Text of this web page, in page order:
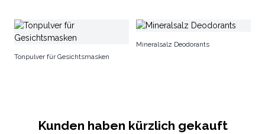
Tonpulver für Gesichtsmasken
Mineralsalz Deodorants
Kunden haben kürzlich gekauft